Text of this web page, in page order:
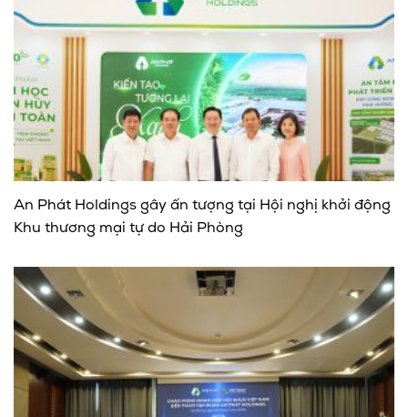
An Phát Holdings gây ấn tượng tại Hội nghị khởi động
Khu thương mại tự do Hải Phòng